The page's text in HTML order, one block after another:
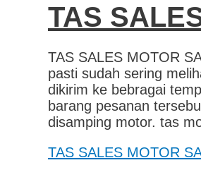
TAS
TAS SALES MOTOR
pasti sudah sering
dikirim ke bebragai
barang pesanan
disamping motor. tas
TAS SALES MOTOR